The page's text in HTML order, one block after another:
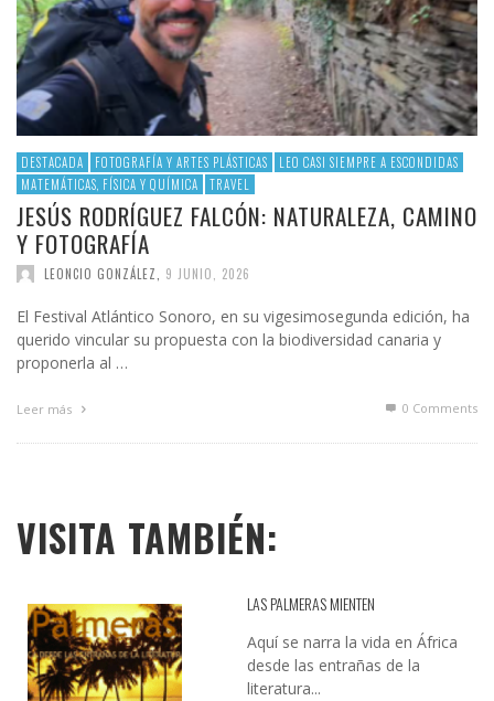
DESTACADA FOTOGRAFÍA Y ARTES PLÁSTICAS
LEO CASI SIEMPRE A ESCONDIDAS
MATEMÁTICAS, FÍSICA Y QUÍMICA
TRAVEL
JESÚS RODRÍGUEZ FALCÓN: NATURALEZA, CAMINO
Y FOTOGRAFÍA
LEONCIO GONZÁLEZ 9 JUNIO, 2026
El Festival Atlántico Sonoro, en su vigesimosegunda edición, ha
querido vincular su propuesta con la biodiversidad canaria y
proponerla al …
Leer más 0 Comments
VISITA TAMBIÉN:
LAS PALMERAS MIENTEN
Aquí se narra la vida en África
desde las entrañas de la
literatura...